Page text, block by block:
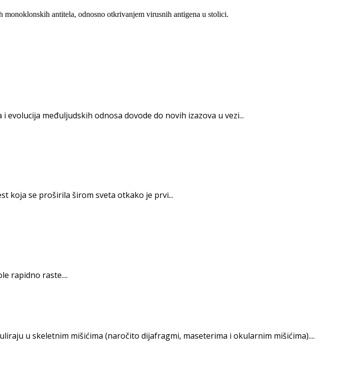
antitela, odnosno otkrivanjem virusnih antigena u stolici.
međuljudskih odnosa dovode do novih izazova u vezi...
koja se proširila širom sveta otkako je prvi...
rapidno raste....
u skeletnim mišićima (naročito dija­fragmi, maseterima i okularnim mišićima)....